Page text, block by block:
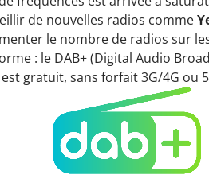
de nouvelles radios comme
le nombre de radios sur
: le DAB+ (Digital Audio
est gratuit, sans forfait 3G/4G ou